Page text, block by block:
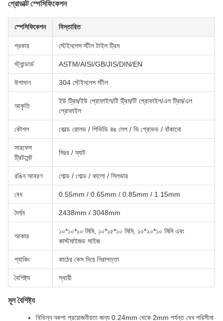
প্রোডাক্ট স্পেসিফিকেশন
স্পেসিফিকেশন বিস্তারিত
প্রকার স্টেইনলেস স্টীল টাইল ট্রিম
স্ট্যান্ডার্ড ASTM/AISI/GB/JIS/DIN/EN
উপাদান 304 স্টেইনলেস স্টীল
আকৃতি
ইউ ট্রিম/ইউ প্রোফাইল/টি ট্রিম/টি প্রোফাইল/এল ট্রিম/এল
প্রোফাইল
কৌশল কোল্ড রোলড / পিভিডি রঙ লেপ / ভি গ্রোভড / বাঁকানো
সারফেস
ট্রিটমেন্ট
মিরর / ম্যাট
রঙিন আবরণ গোল্ড / গোল্ড / কালো / সিলভার
বেধ 0.55mm / 0.65mm / 0.85mm / 1.15mm
দৈর্ঘ্য 2438mm / 3048mm
আকার
১০*১০*১০ মিমি, ১০*১৫*১০ মিমি, ১০*২০*১০ মিমি এবং
কাস্টমাইজড সাইজ
প্যাকিং কাঠের কেস দিয়ে নিরাপত্তা
বৈশিষ্ট্য স্থায়ী
মূল বৈশিষ্ট্য
বিভিন্ন নকশা প্রয়োজনীয়তা জন্য 0.24mm থেকে 2mm পর্যন্ত বেধ পরিসীমা